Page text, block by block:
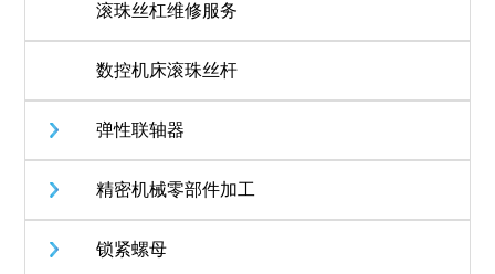
滚珠丝杠维修服务
数控机床滚珠丝杆
弹性联轴器
精密机械零部件加工
锁紧螺母